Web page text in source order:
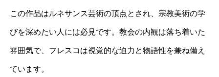
この作品はルネサンス芸術の頂点とされ、宗教美術の学
びを深めたい人には必見です。教会の内観は落ち着いた
雰囲気で、フレスコは視覚的な迫力と物語性を兼ね備え
ています。